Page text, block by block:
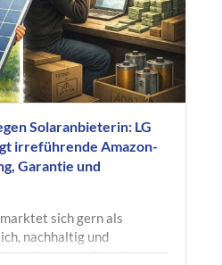
Solaranbieterin: LG
irreführende Amazon-
Garantie und
sich gern als
nachhaltig und
Gerade